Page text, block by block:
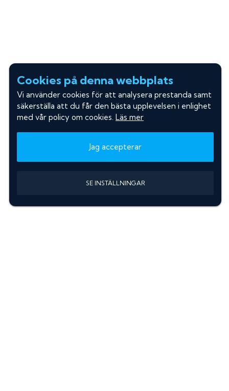
Cookies på denna webbplats
Vi använder cookies för att analysera prestanda samt
säkerställa att du får den bästa upplevelsen i enlighet
med vår policy om cookies. Läs mer
Jag accepterar
SE INSTÄLLNINGAR